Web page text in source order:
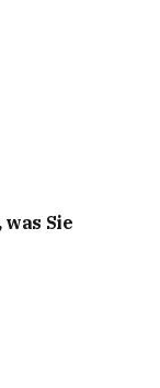
Sie